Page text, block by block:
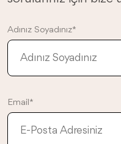
Adınız Soyadınız*
Email*